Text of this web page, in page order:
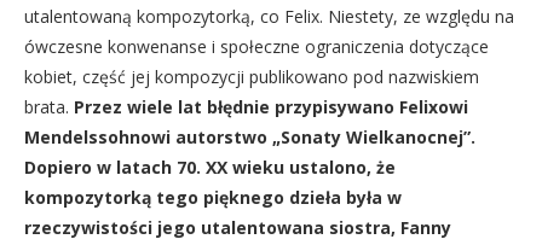
utalentowaną kompozytorką, co Felix. Niestety, ze względu na
ówczesne konwenanse i społeczne ograniczenia dotyczące
kobiet, część jej kompozycji publikowano pod nazwiskiem
brata. Przez wiele lat błędnie przypisywano Felixowi
Mendelssohnowi autorstwo „Sonaty Wielkanocnej”.
Dopiero w latach 70. XX wieku ustalono, że
kompozytorką tego pięknego dzieła była w
rzeczywistości jego utalentowana siostra, Fanny